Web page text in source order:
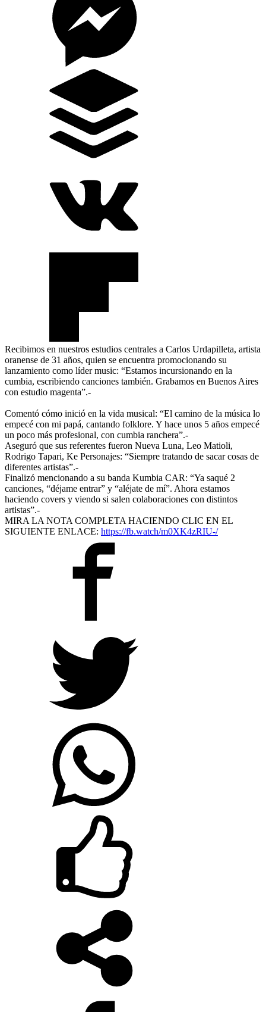
Recibimos en nuestros estudios centrales a Carlos Urdapilleta, artista
oranense de 31 años, quien se encuentra promocionando su
lanzamiento como líder music: “Estamos incursionando en la
cumbia, escribiendo canciones también. Grabamos en Buenos Aires
con estudio magenta”.-
Comentó cómo inició en la vida musical: “El camino de la música lo
empecé con mi papá, cantando folklore. Y hace unos 5 años empecé
un poco más profesional, con cumbia ranchera”.-
Aseguró que sus referentes fueron Nueva Luna, Leo Matioli,
Rodrigo Tapari, Ke Personajes: “Siempre tratando de sacar cosas de
diferentes artistas”.-
Finalizó mencionando a su banda Kumbia CAR: “Ya saqué 2
canciones, “déjame entrar” y “aléjate de mí”. Ahora estamos
haciendo covers y viendo si salen colaboraciones con distintos
artistas”.-
MIRA LA NOTA COMPLETA HACIENDO CLIC EN EL
SIGUIENTE ENLACE: https://fb.watch/m0XK4zRIU-/